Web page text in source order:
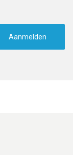
Aanmelden